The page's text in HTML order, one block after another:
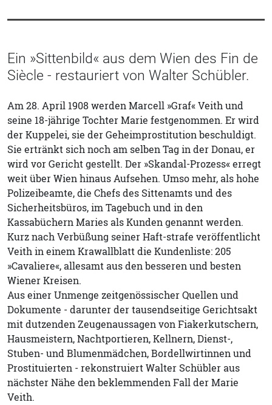
Ein »Sittenbild« aus dem Wien des Fin de
Siècle - restauriert von Walter Schübler.
Am 28. April 1908 werden Marcell »Graf« Veith und
seine 18-jährige Tochter Marie festgenommen. Er wird
der Kuppelei, sie der Geheimprostitution beschuldigt.
Sie ertränkt sich noch am selben Tag in der Donau, er
wird vor Gericht gestellt. Der »Skandal-Prozess« erregt
weit über Wien hinaus Aufsehen. Umso mehr, als hohe
Polizeibeamte, die Chefs des Sittenamts und des
Sicherheitsbüros, im Tagebuch und in den
Kassabüchern Maries als Kunden genannt werden.
Kurz nach Verbüßung seiner Haft-strafe veröffentlicht
Veith in einem Krawallblatt die Kundenliste: 205
»Cavaliere«, allesamt aus den besseren und besten
Wiener Kreisen.
Aus einer Unmenge zeitgenössischer Quellen und
Dokumente - darunter der tausendseitige Gerichtsakt
mit dutzenden Zeugenaussagen von Fiakerkutschern,
Hausmeistern, Nachtportieren, Kellnern, Dienst-,
Stuben- und Blumenmädchen, Bordellwirtinnen und
Prostituierten - rekonstruiert Walter Schübler aus
nächster Nähe den beklemmenden Fall der Marie
Veith.